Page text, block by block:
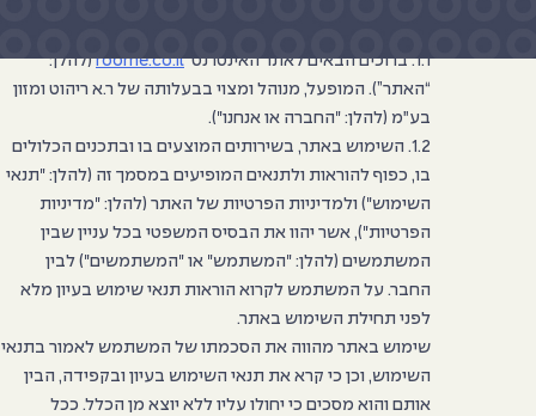
1.1. ברוכים הבאים לאתר האינטרנט roome.co.il(להלן:
“האתר”). המופעל, מנוהל ומצוי בבעלותה של ר.א ריהוט ומזון
בע״מ (להלן: " החברה או אנחנו").
1.2. השימוש באתר, בשירותים המוצעים בו ובתכנים הכלולים
בו, כפוף להוראות ולתנאים המופיעים במסמך זה (להלן: "תנאי
השימוש") ולמדיניות הפרטיות של האתר (להלן: "מדיניות
הפרטיות"), אשר יהוו את הבסיס המשפטי בכל עניין שבין
המשתמשים (להלן: "המשתמש" או "המשתמשים") לבין
החבר. על המשתמש לקרוא הוראות תנאי שימוש בעיון מלא
לפני תחילת השימוש באתר.
שימוש באתר מהווה את הסכמתו של המשתמש לאמור בתנאי
השימוש, וכן כי קרא את תנאי השימוש בעיון ובקפידה, הבין
אותם והוא מסכים כי יחולו עליו ללא יוצא מן הכלל. ככל